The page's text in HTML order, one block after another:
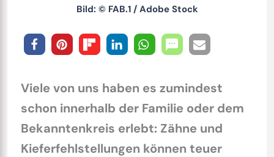
Bild: © FAB.1 / Adobe Stock
Viele von uns haben es zumindest
schon innerhalb der Familie oder dem
Bekanntenkreis erlebt: Zähne und
Kieferfehlstellungen können teuer